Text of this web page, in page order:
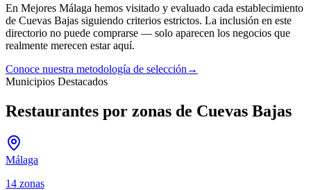
En Mejores Málaga hemos visitado y evaluado cada establecimiento
de Cuevas Bajas siguiendo criterios estrictos. La inclusión en este
directorio no puede comprarse — solo aparecen los negocios que
realmente merecen estar aquí.
Conoce nuestra metodología de selección →
Municipios Destacados
Restaurantes por zonas de Cuevas Bajas
Málaga
14 zonas